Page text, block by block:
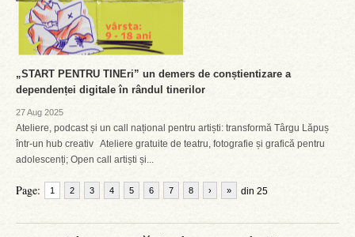
„START PENTRU TINEri” un demers de conștientizare a
dependenței digitale în rândul tinerilor
27 Aug 2025
Ateliere, podcast și un call național pentru artiști: transformă Târgu Lăpuș
într-un hub creativ Ateliere gratuite de teatru, fotografie și grafică pentru
adolescenți; Open call artiști și...
Page: 1 2 3 4 5 6 7 8 din 25
› »